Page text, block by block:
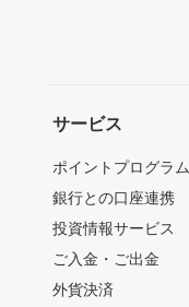
サービス
ポイントプログラム
銀行との口座連携
投資情報サービス
ご入金・ご出金
外貨決済